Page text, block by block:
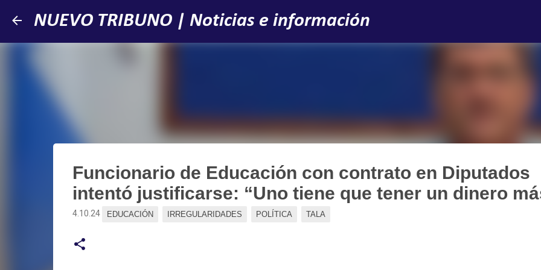
Ir al contenido principal
NUEVO TRIBUNO | Noticias e información
Funcionario de Educación con contrato en Diputados
intentó justificarse: “Uno tiene que tener un dinero
4.10.24 EDUCACIÓN IRREGULARIDADES POLÍTICA TALA